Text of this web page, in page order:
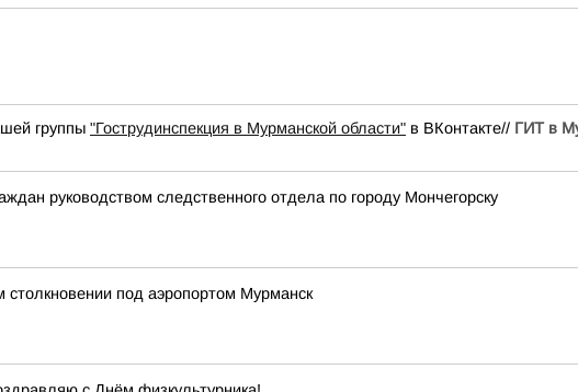
группы "Гострудинспекция в Мурманской области" в ВКонтакте// ГИТ в
руководством следственного отдела по городу Мончегорску
под аэропортом Мурманск